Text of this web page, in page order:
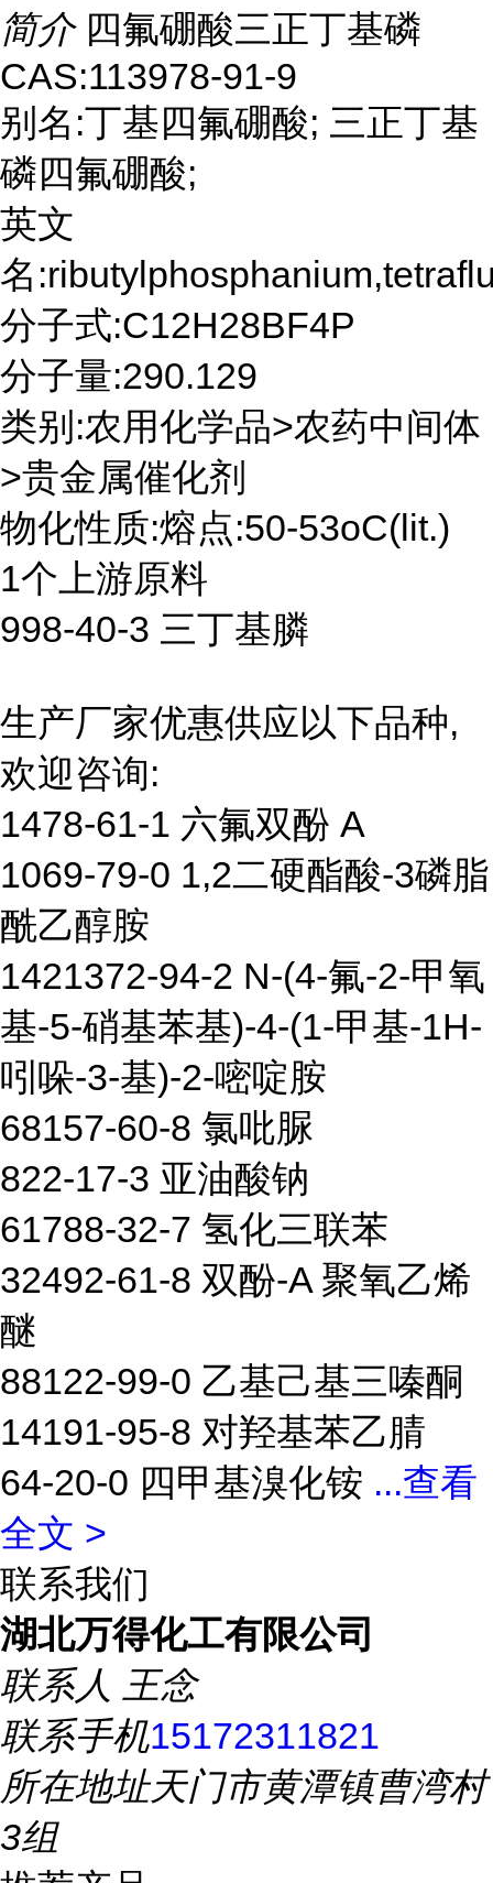
简介 四氟硼酸三正丁基磷
CAS:113978-91-9
别名:丁基四氟硼酸; 三正丁基
磷四氟硼酸;
英文
名
分子式:C12H28BF4P
分子量:290.129
类别:农用化学品>农药中间体
>贵金属催化剂
物化性质:熔点:50-53oC(lit.)
1个上游原料
998-40-3 三丁基膦
生产厂家优惠供应以下品种,
欢迎咨询:
1478-61-1 六氟双酚 A
1069-79-0 1,2二硬酯酸-3磷脂
酰乙醇胺
1421372-94-2 N-(4-氟-2-甲氧
基-5-硝基苯基)-4-(1-甲基-1H-
吲哚-3-基)-2-嘧啶胺
68157-60-8 氯吡脲
822-17-3 亚油酸钠
61788-32-7 氢化三联苯
32492-61-8 双酚-A 聚氧乙烯
醚
88122-99-0 乙基己基三嗪酮
14191-95-8 对羟基苯乙腈
64-20-0 四甲基溴化铵 ...查看
全文 >
联系我们
湖北万得化工有限公司
联系人 王念
联系手机15172311821
所在地址天门市黄潭镇曹湾村
3组